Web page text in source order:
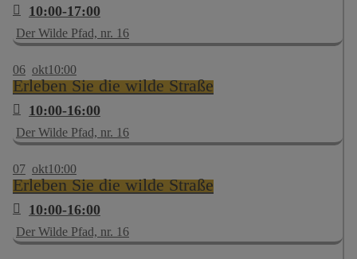
10:00-17:00
Der Wilde Pfad, nr. 16
06 okt10:00
Erleben Sie die wilde Straße
10:00-16:00
Der Wilde Pfad, nr. 16
07 okt10:00
Erleben Sie die wilde Straße
10:00-16:00
Der Wilde Pfad, nr. 16